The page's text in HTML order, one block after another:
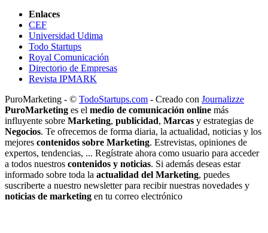
Enlaces
CEF
Universidad Udima
Todo Startups
Royal Comunicación
Directorio de Empresas
Revista IPMARK
PuroMarketing - © TodoStartups.com - Creado con Journalizze
PuroMarketing es el medio de comunicación online más
influyente sobre Marketing, publicidad, Marcas y estrategias de
Negocios. Te ofrecemos de forma diaria, la actualidad, noticias y los
mejores contenidos sobre Marketing. Estrevistas, opiniones de
expertos, tendencias, ... Regístrate ahora como usuario para acceder
a todos nuestros contenidos y noticias. Si además deseas estar
informado sobre toda la actualidad del Marketing, puedes
suscriberte a nuestro newsletter para recibir nuestras novedades y
noticias de marketing en tu correo electrónico